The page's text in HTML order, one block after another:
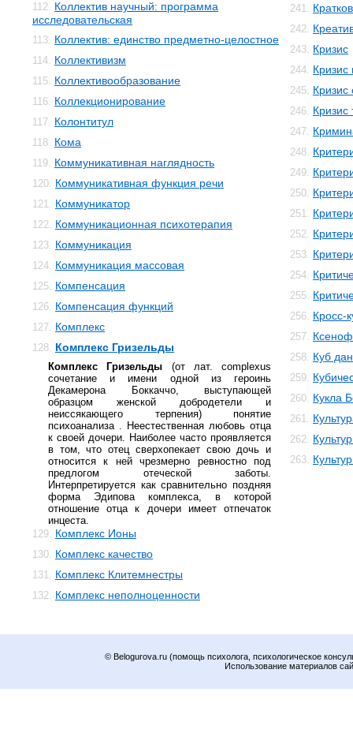
112. Коллектив научный: программа
исследовательская
113. Коллектив: единство предметно-целостное
114. Коллективизм
115. Коллективообразование
116. Коллекционирование
117. Колонтитул
118. Кома
119. Коммуникативная наглядность
120. Коммуникативная функция речи
121. Коммуникатор
122. Коммуникационная психотерапия
123. Коммуникация
124. Коммуникация массовая
125. Компенсация
126. Компенсация функций
127. Комплекс
128. Комплекс Гризельды
Комплекс Гризельды (от лат. cоmplexus
сочетание и имени одной из героинь
Декамерона Боккаччо, выступающей
образцом женской добродетели и
неиссякающего терпения) понятие
психоанализа . Неестественная любовь отца
к своей дочери. Наиболее часто проявляется
в том, что отец сверхопекает свою дочь и
относится к ней чрезмерно ревностно под
предлогом отеческой заботы.
Интерпретируется как сравнительно поздняя
форма Эдипова комплекса, в которой
отношение отца к дочери имеет отпечаток
инцеста.
129. Комплекс Ионы
130. Комплекс качество
131. Комплекс Клитемнестры
132. Комплекс неполноценности
241.
242.
243. Кризис
244. Кризис
245. Кризис
246. Кризис
247.
248.
249.
250.
251.
252.
253.
254.
255.
256. Кросс-
257.
258. Куб
259.
260. Кукла
261.
262.
263.
© Belogurova.ru (помощь психолога, психологическое
Использование материалов